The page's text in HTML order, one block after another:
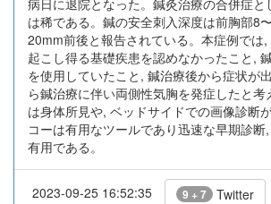
病日に退院となった。鍼灸治療の合併症と
は稀である。鍼の安全刺入深度は前胸部8
20mm前後と報告されている。本症例では
起こし得る基礎疾患を認めなかったこと,
を使用していたこと, 鍼治療後から症状が
ら鍼治療に伴い両側性気胸を発症したと考
は身体所見や, ベッドサイドでの画像診断
コーは有用なツールであり迅速な早期診
有用である。
2023-09-25 16:52:35 9 + 7 Twitter